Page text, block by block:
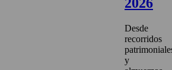
Desde
recorridos
y